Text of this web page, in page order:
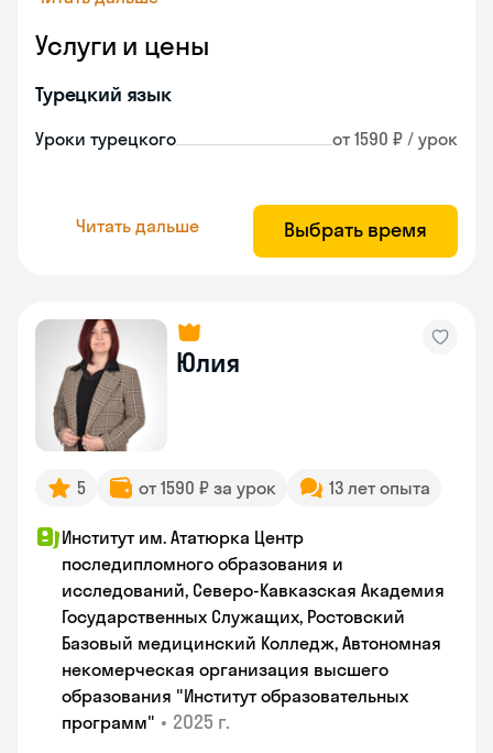
Услуги и цены
Турецкий язык
Уроки турецкого от 1590 ₽ / урок
Читать дальше Выбрать время
Юлия
5 от 1590 ₽ за урок 13 лет опыта
Институт им. Ататюрка Центр
последипломного образования и
исследований, Северо-Кавказская Академия
Государственных Служащих, Ростовский
Базовый медицинский Колледж, Автономная
некомерческая организация высшего
образования "Институт образовательных
программ" • 2025 г.